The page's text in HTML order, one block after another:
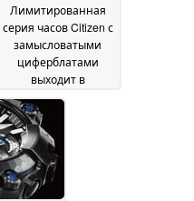
Лимитированная
серия часов Citizen с
замысловатыми
циферблатами
выходит в
ближайшее время
May 2026